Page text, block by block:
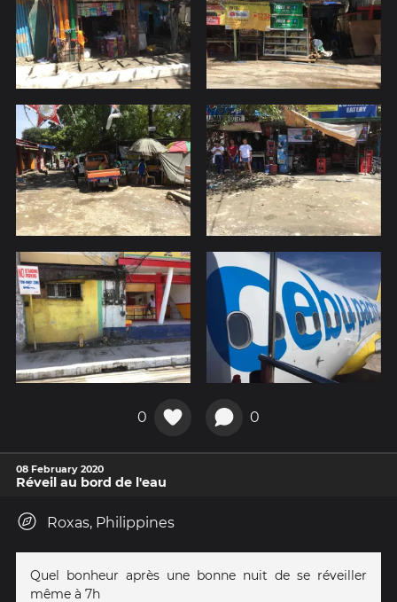
0 0
08 February 2020
Réveil au bord de l'eau
Roxas, Philippines
Quel bonheur après une bonne nuit de se réveiller
même à 7h